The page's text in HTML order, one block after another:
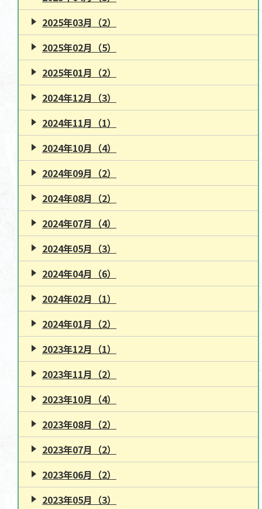
2025年03月（2）
2025年02月（5）
2025年01月（2）
2024年12月（3）
2024年11月（1）
2024年10月（4）
2024年09月（2）
2024年08月（2）
2024年07月（4）
2024年05月（3）
2024年04月（6）
2024年02月（1）
2024年01月（2）
2023年12月（1）
2023年11月（2）
2023年10月（4）
2023年08月（2）
2023年07月（2）
2023年06月（2）
2023年05月（3）